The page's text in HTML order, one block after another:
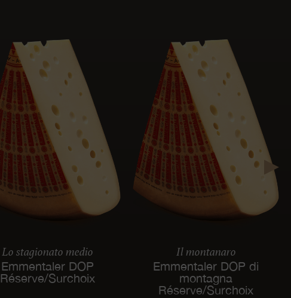
Lo stagionato medio
Emmentaler DOP
Réserve/Surchoix
Il montanaro
Emmentaler DOP di
montagna
Réserve/Surchoix